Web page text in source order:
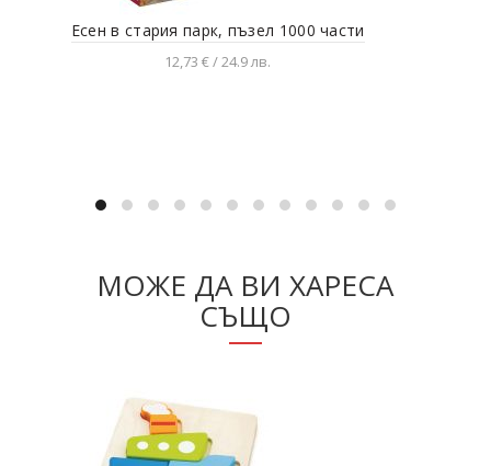
Есен в стария парк, пъзел 1000 части
12,73 € / 24.9 лв.
МОЖЕ ДА ВИ ХАРЕСА
СЪЩО